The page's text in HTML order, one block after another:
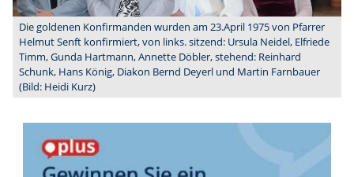
Die goldenen Konfirmanden wurden am 23.April 1975 von Pfarrer
Helmut Senft konfirmiert, von links. sitzend: Ursula Neidel, Elfriede
Timm, Gunda Hartmann, Annette Döbler, stehend: Reinhard
Schunk, Hans König, Diakon Bernd Deyerl und Martin Farnbauer
(Bild: Heidi Kurz)